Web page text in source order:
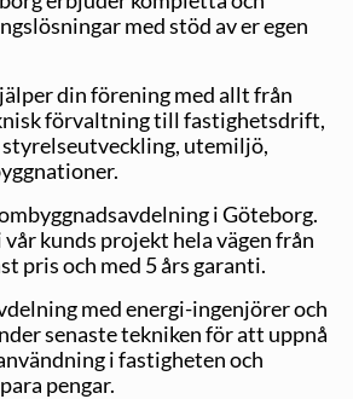
med stöd av er egen
din förening med allt från
förvaltning till fastighetsdrift,
utemiljö,
i Göteborg.
kunds projekt hela vägen från
pris och med 5 års garanti.
med energi-ingenjörer och
senaste tekniken för att uppnå
i fastigheten och
pengar.